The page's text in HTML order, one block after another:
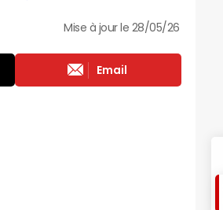
Mise à jour le 28/05/26
Email